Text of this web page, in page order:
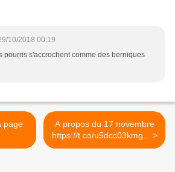
10/2018 00:19
pourris s'accrochent comme des berniques
page
A propos du 17 novembre
https://t.co/u5dcc03kmg... >